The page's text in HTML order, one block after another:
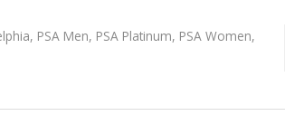
, PSA Men, PSA Platinum, PSA Women,